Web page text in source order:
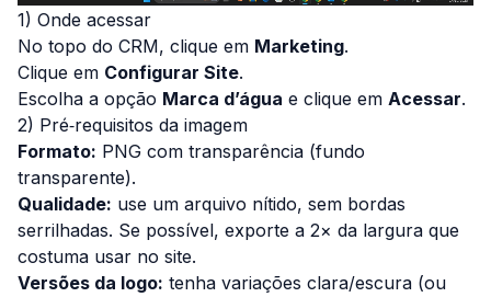
1) Onde acessar
No topo do CRM, clique em Marketing.
Clique em Configurar Site.
Escolha a opção Marca d’água e clique em Acessar.
2) Pré‑requisitos da imagem
Formato: PNG com transparência (fundo
transparente).
Qualidade: use um arquivo nítido, sem bordas
serrilhadas. Se possível, exporte a 2× da largura que
costuma usar no site.
Versões da logo: tenha variações clara/escura (ou